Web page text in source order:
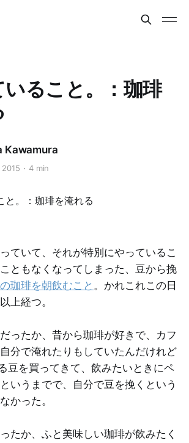
ること。：珈琲
Kawamura
4 min
ていて、それが特別にやっているこ
ともなくなってしまった、豆から挽
珈琲を朝飲むこと。かれこれこの日
上経つ。
ったか、昔から珈琲が好きで、カフ
分で淹れたりもしていたんだけれど
豆を買ってきて、飲みたいときにペ
いうまでで、自分で豆を挽くという
かった。
たか、ふと美味しい珈琲が飲みたく